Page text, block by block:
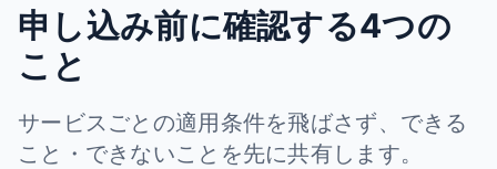
申し込み前に確認する4つの
こと
サービスごとの適用条件を飛ばさず、できる
こと・できないことを先に共有します。